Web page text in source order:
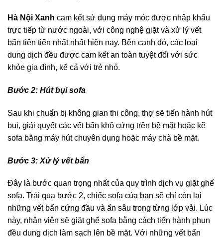
Hà Nội Xanh cam kết sử dụng máy móc được nhập khẩu
trực tiếp từ nước ngoài, với công nghệ giặt và xử lý vết
bẩn tiên tiến nhất nhất hiện nay. Bên cạnh đó, các loại
dung dịch đều được cam kết an toàn tuyệt đối với sức
khỏe gia đình, kể cả với trẻ nhỏ.
Bước 2: Hút bụi sofa
Sau khi chuẩn bị không gian thi công, thợ sẽ tiến hành hút
bụi, giải quyết các vết bẩn khô cứng trên bề mặt hoặc kẽ
sofa bằng máy hút chuyên dụng hoặc máy chà bề mặt.
Bước 3: Xử lý vết bẩn
Đây là bước quan trọng nhất của quy trình dịch vụ giặt ghế
sofa. Trải qua bước 2, chiếc sofa của bạn sẽ chỉ còn lại
những vết bẩn cứng đầu và ẩn sâu trong từng lớp vải. Lúc
này, nhân viên sẽ giặt ghế sofa bằng cách tiến hành phun
đều dung dịch làm sạch lên bề mặt. Với những vết bẩn